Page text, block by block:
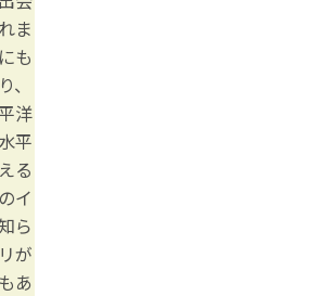
ま
も
洋
平
る
イ
ら
が
あ